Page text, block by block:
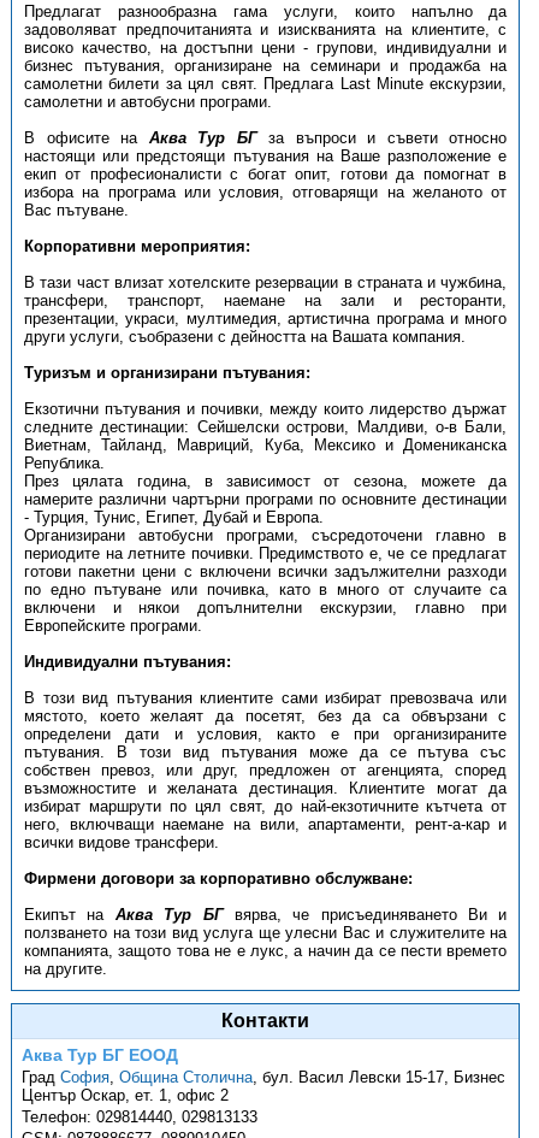
Предлагат разнообразна гама услуги, които напълно да
задоволяват предпочитанията и изискванията на клиентите, с
високо качество, на достъпни цени - групови, индивидуални и
бизнес пътувания, организиране на семинари и продажба на
самолетни билети за цял свят. Предлага Last Minute екскурзии,
самолетни и автобусни програми.
В офисите на Аква Тур БГ
за въпроси и съвети относно
настоящи или предстоящи пътувания на Ваше разположение е
екип от професионалисти с богат опит, готови да помогнат в
избора на програма или условия, отговарящи на желаното от
Вас пътуване.
Корпоративни мероприятия:
В тази част влизат хотелските резервации в страната и чужбина,
трансфери, транспорт, наемане на зали и ресторанти,
презентации, украси, мултимедия, артистична програма и много
други услуги, съобразени с дейността на Вашата компания.
Туризъм и организирани пътувания:
Екзотични пътувания и почивки, между които лидерство държат
следните дестинации: Сейшелски острови, Малдиви, о-в Бали,
Виетнам, Тайланд, Мавриций, Куба, Мексико и Домениканска
Република.
През цялата година, в зависимост от сезона, можете да
намерите различни чартърни програми по основните дестинации
- Турция, Тунис, Египет, Дубай и Европа.
Организирани автобусни програми, съсредоточени главно в
периодите на летните почивки. Предимството е, че се предлагат
готови пакетни цени с включени всички задължителни разходи
по едно пътуване или почивка, като в много от случаите са
включени и някои допълнителни екскурзии, главно при
Европейските програми.
Индивидуални пътувания:
В този вид пътувания клиентите сами избират превозвача или
мястото, което желаят да посетят, без да са обвързани с
определени дати и условия, както е при организираните
пътувания. В този вид пътувания може да се пътува със
собствен превоз, или друг, предложен от агенцията, според
възможностите и желаната дестинация. Клиентите могат да
избират маршрути по цял свят, до най-екзотичните кътчета от
него, включващи наемане на вили, апартаменти, рент-а-кар и
всички видове трансфери.
Фирмени договори за корпоративно обслужване:
Екипът на Аква Тур БГвярва, че присъединяването Ви и
ползването на този вид услуга ще улесни Вас и служителите на
компанията, защото това не е лукс, а начин да се пести времето
на другите.
Контакти
Аква Тур БГ ЕООД
ГрадСофия ,Община Столична ,бул. Васил Левски 15-17, Бизнес
Център Оскар, ет. 1, офис 2
Телефон:029814440, 029813133